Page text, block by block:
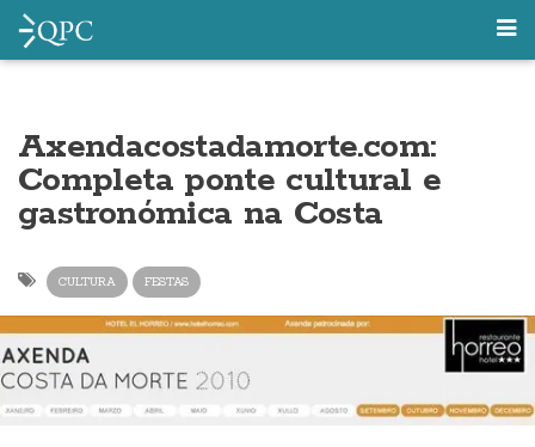
Axendacostadamorte.com:
Completa ponte cultural e
gastronómica na Costa
CULTURA FESTAS